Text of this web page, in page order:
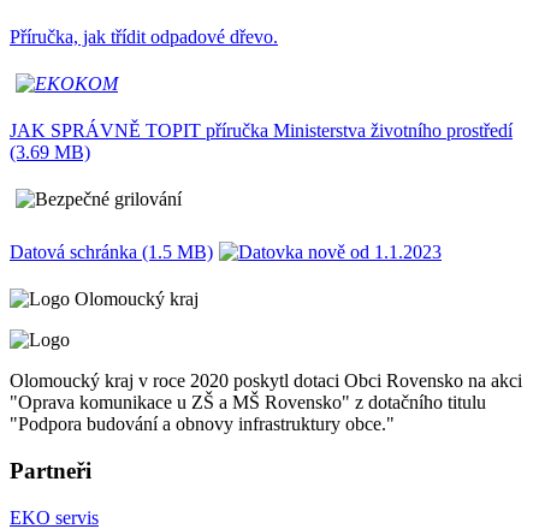
Příručka, jak třídit odpadové dřevo.
JAK SPRÁVNĚ TOPIT příručka Ministerstva životního prostředí
(3.69 MB)
Datová schránka (1.5 MB)
Olomoucký kraj v roce 2020 poskytl dotaci Obci Rovensko na akci
"Oprava komunikace u ZŠ a MŠ Rovensko" z dotačního titulu
"Podpora budování a obnovy infrastruktury obce."
Partneři
EKO servis